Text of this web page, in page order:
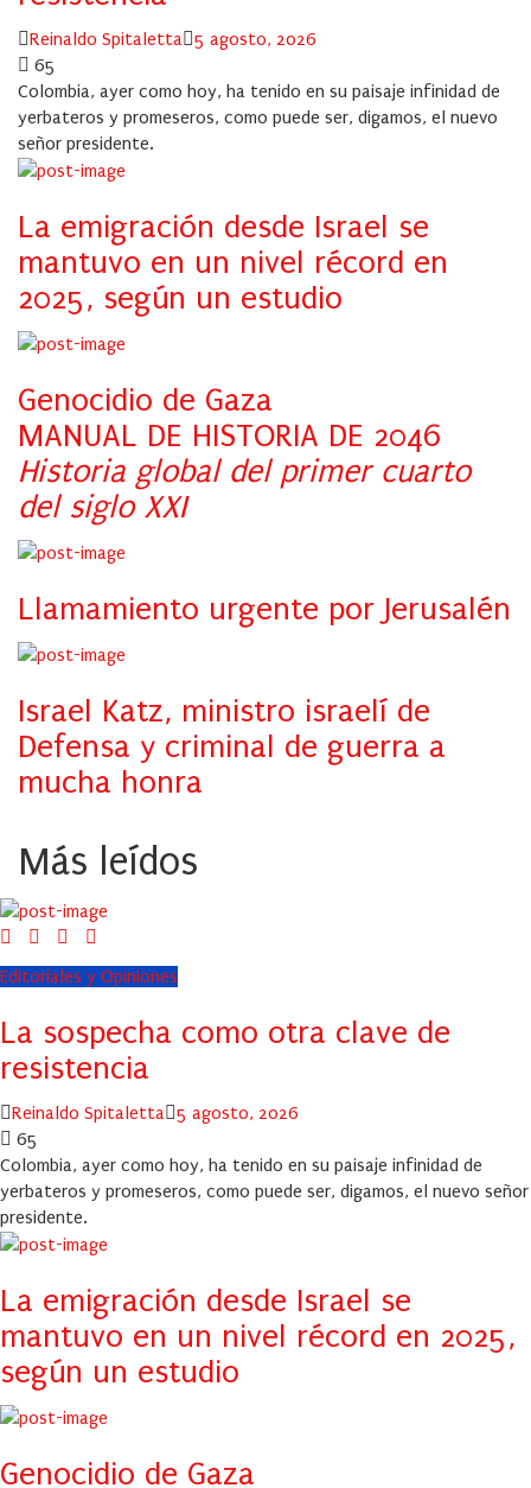
Author
Reinaldo Spitaletta Posted
5 agosto, 2026
65
Colombia, ayer como hoy, ha tenido en su paisaje infinidad de
yerbateros y promeseros, como puede ser, digamos, el nuevo
señor presidente.
La emigración desde Israel se
mantuvo en un nivel récord en
2025, según un estudio
Genocidio de Gaza
MANUAL DE HISTORIA DE 2046
Historia global del primer cuarto
del siglo XXI
Llamamiento urgente por Jerusalén
Israel Katz, ministro israelí de
Defensa y criminal de guerra a
mucha honra
Más leídos
Editoriales y Opiniones
La sospecha como otra clave de
resistencia
Author
Reinaldo Spitaletta Posted
5 agosto, 2026
65
Colombia, ayer como hoy, ha tenido en su paisaje infinidad de
yerbateros y promeseros, como puede ser, digamos, el nuevo señor
presidente.
La emigración desde Israel se
mantuvo en un nivel récord en 2025,
según un estudio
Genocidio de Gaza